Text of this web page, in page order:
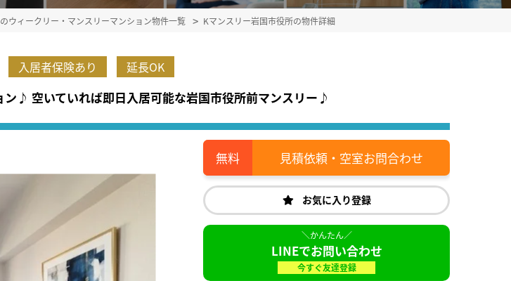
ウィークリー・マンスリーマンション物件一覧 Kマンスリー岩国市役所の物件詳細
入居者保険あり 延長OK
♪ 空いていれば即日入居可能な岩国市役所前マンスリー♪
見積依頼・空室お問合わせ
お気に入り登録
LINEでお問い合わせ
今すぐ友達登録